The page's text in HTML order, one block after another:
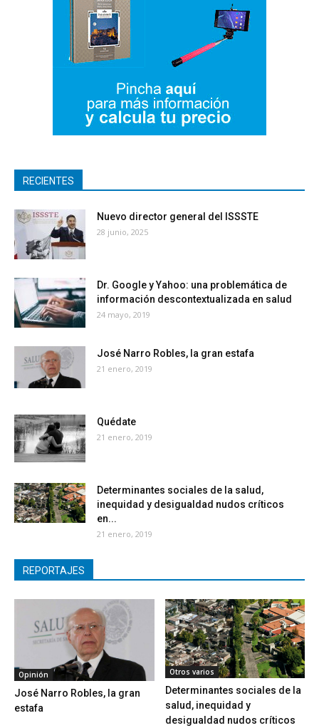
RECIENTES
Nuevo director general del ISSSTE
28 junio, 2025
Dr. Google y Yahoo: una problemática de
información descontextualizada en salud
24 mayo, 2019
José Narro Robles, la gran estafa
21 enero, 2019
Quédate
21 enero, 2019
Determinantes sociales de la salud,
inequidad y desigualdad nudos críticos
en...
21 enero, 2019
REPORTAJES
Opinión
José Narro Robles, la gran
estafa
Otros varios
Determinantes sociales de la
salud, inequidad y
desigualdad nudos críticos